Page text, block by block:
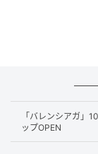
「バレンシアガ」
ップOPEN